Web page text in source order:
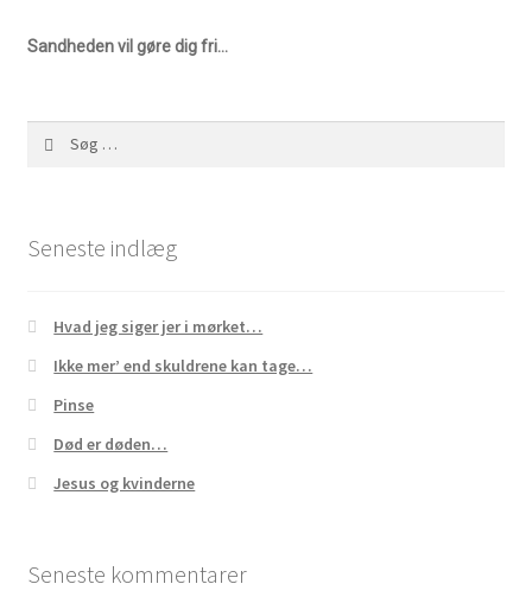
Sandheden vil gøre dig fri…
Seneste indlæg
Hvad jeg siger jer i mørket…
Ikke mer’ end skuldrene kan tage…
Pinse
Død er døden…
Jesus og kvinderne
Seneste kommentarer